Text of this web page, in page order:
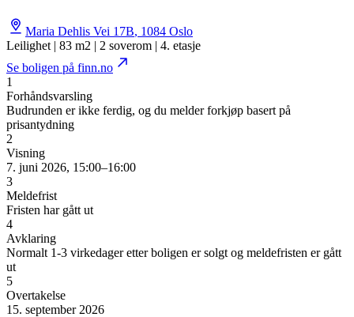
Maria Dehlis Vei 17B, 1084 Oslo
Leilighet | 83 m2 | 2 soverom | 4. etasje
Se boligen på finn.no
1
Forhåndsvarsling
Budrunden er ikke ferdig, og du melder forkjøp basert på
prisantydning
2
Visning
7. juni 2026, 15:00–16:00
3
Meldefrist
Fristen har gått ut
4
Avklaring
Normalt 1-3 virkedager etter boligen er solgt og meldefristen er gått
ut
5
Overtakelse
15. september 2026